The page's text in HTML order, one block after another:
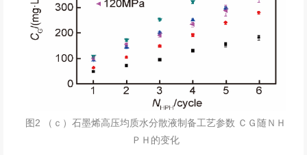
图2 （ｃ）石墨烯高压均质水分散液制备工艺参数 ＣＧ随ＮＨ
ＰＨ的变化